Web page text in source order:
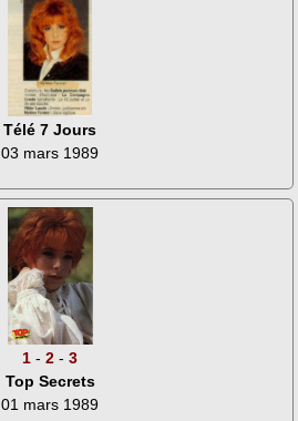
Télé 7 Jours
03 mars 1989
1 - 2 - 3
Top Secrets
01 mars 1989